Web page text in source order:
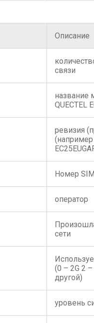
Описание
связи
название
QUECTEL
ревизия
(например
Номер
оператор
сети
(0 – 2G 2
другой)
уровень